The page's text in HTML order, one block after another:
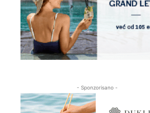
- Sponzorisano -